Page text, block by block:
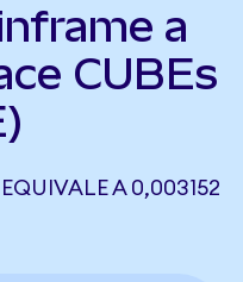
a
CUBEs
A 0,003152